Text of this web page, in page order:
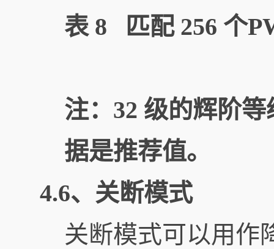
表 8 匹配 256 个
注：32 级的辉阶
据是推荐值。
4.6、关断模式
关断模式可以用作